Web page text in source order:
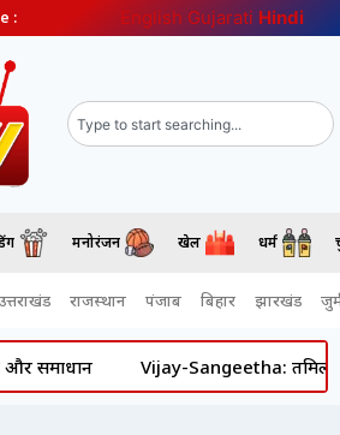
: English Gujarati Hindi
मनोरंजन खेल धर्म
राजस्थान पंजाब बिहार झारखंड
समाधान Vijay-Sangeetha: